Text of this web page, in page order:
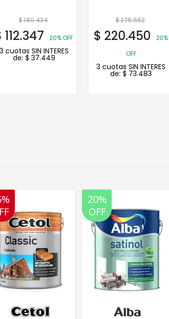
$140.434
112.347 20% OFF
3 cuotas SIN INTERES
de: $ 37.449
$275.562
$ 220.450
20%
OFF
3 cuotas SIN INTERES
de:$ 73.483
20%
OFF